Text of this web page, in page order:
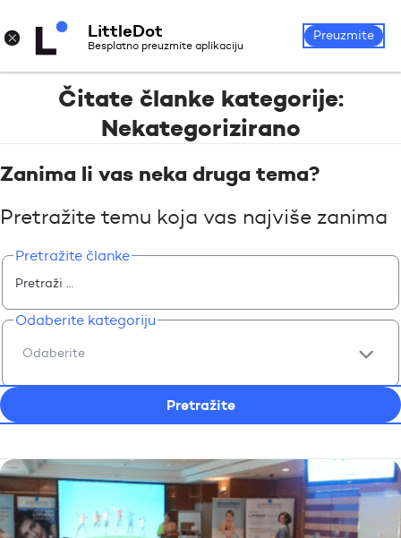
Prijava
Čitate članke kategorije:
Nekategorizirano
Zanima li vas neka druga tema?
Pretražite temu koja vas najviše zanima
Pretražite članke
Odaberite kategoriju
× LittleDot
Besplatno preuzmite aplikaciju
Preuzmite